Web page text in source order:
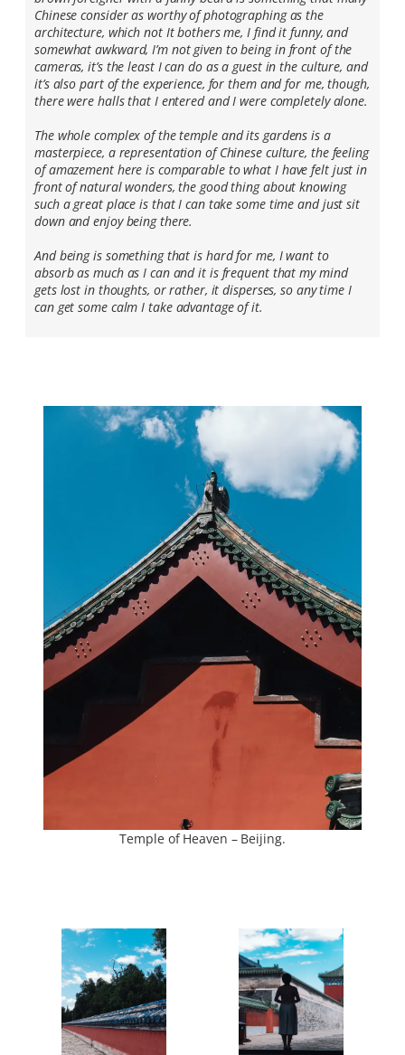
Chinese consider as worthy of photographing as the
architecture, which not It bothers me, I find it funny, and
somewhat awkward, I’m not given to being in front of the
cameras, it’s the least I can do as a guest in the culture, and
it’s also part of the experience, for them and for me, though,
there were halls that I entered and I were completely alone.
The whole complex of the temple and its gardens is a
masterpiece, a representation of Chinese culture, the feeling
of amazement here is comparable to what I have felt just in
front of natural wonders, the good thing about knowing
such a great place is that I can take some time and just sit
down and enjoy being there.
And being is something that is hard for me, I want to
absorb as much as I can and it is frequent that my mind
gets lost in thoughts, or rather, it disperses, so any time I
can get some calm I take advantage of it.
Temple of Heaven – Beijing.